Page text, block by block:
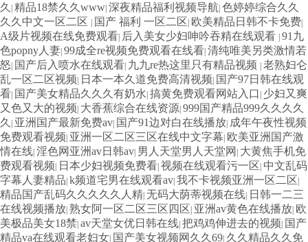
久 | 精品18禁久久www| 深夜精品福利视频导航| 色婷婷综合久久
久久中文一区二区 | 国产 福利 一区二区| 欧美精品日韩不卡免费|
A级片视频在线免费观看| 后入美女少妇呻吟吞精在线观看 | 91九
色popny人妻| 99成全re视频免费观看在线看| 清纯唯美另类激情若
怒| 国产后入喷水在线观看| 九九re热这里只有精品视频 | 老熟妇仑
乱一区二区视频| 日本一本久道免费高清视频| 国产97日韩在线观
看| 国产美女精品久久久有奶水| 搞黄免费观看网站入口 | 少妇又爽
又色又大的视频| 大香蕉综合在线资源| 999国产精品999久久久久
久 | 亚洲国产最新免费av| 国产91边对白在线播放| 成年午夜性视频
免费观看视频| 亚洲一区二区三区在线中文字幕| 欧美亚洲国产激
情在线| 淫色网亚洲av日韩av| 男人天堂男人天堂网 | 大黄焦手机免
费观看视频| 日本少妇视频免费看| 视频在线观看污一区| 中文乱码
字幕人妻精品| k频道宅男在线观看av| 我不卡视频亚洲一区二区|
精品国产乱码久久久久久人精| 无码大荫蒂视频在线| 日韩一二三
在线视频播放| 熟女阿一区二区三区四区| 亚洲av黄色在线播放| 欧
美极品美女18禁| av天堂女优日韩在线| 把鸡鸡伸进去的视频| 国产
精品va在线观看老妇女| 国产美女视频网久久69| 久久精品久久免